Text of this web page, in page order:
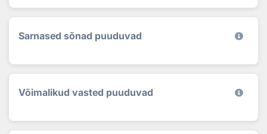
Sarnased sõnad puuduvad
Võimalikud vasted puuduvad